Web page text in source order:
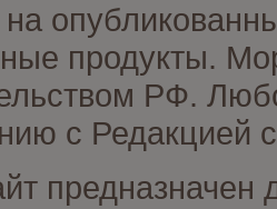
продукты.
РФ.
с Редакцией
предназначен